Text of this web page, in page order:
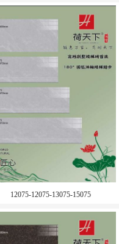
12075-12075-13075-15075